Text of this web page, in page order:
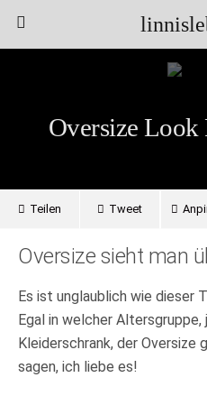
Oversize
Teilen Tweet
Oversize sieht man
Es ist unglaublich wie dieser
Egal in welcher
Kleiderschrank, der Oversize
sagen, ich liebe es!